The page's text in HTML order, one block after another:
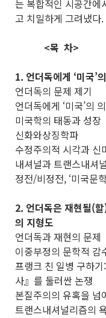
는 복합적인 시공간에
고 치밀하게 그려냈다.
<목 차>
1. 언더독에게 ‘미국’
언더독의 문제 제기
언더독에게 ‘미국’의
미국학의 태동과 성장
신화와상징학파
수정주의적 시각과 신
내셔널과 트랜스내셔
정전/비정전, ‘미국문
2. 언더독은 재현될(
의 지형도
언더독과 재현의 문제
이중부정의 문학적
프랭크 친 일병 구하
사』를 둘러싼 논쟁
본질주의의 유혹을 넘
트랜스내셔널리즘의